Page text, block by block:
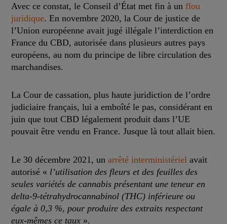
Avec ce constat, le Conseil d’État met fin à unflou
juridique. En novembre 2020, la Cour de justice de
l’Union européenne avait jugé illégale l’interdiction en
France du CBD, autorisée dans plusieurs autres pays
européens, au nom du principe de libre circulation des
marchandises.
La Cour de cassation, plus haute juridiction de l’ordre
judiciaire français, lui a emboîté le pas, considérant en
juin que tout CBD légalement produit dans l’UE
pouvait être vendu en France. Jusque là tout allait bien.
Le 30 décembre 2021, unarrêté interministériel avait
autorisé « l’utilisation des fleurs et des feuilles des
seules variétés de cannabis présentant une teneur en
delta-9-tétrahydrocannabinol (THC) inférieure ou
égale à 0,3 %, pour produire des extraits respectant
eux-mêmes ce taux ».